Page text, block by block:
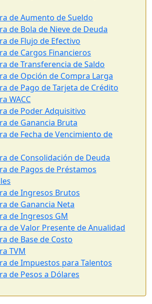
de Aumento de Sueldo
de Bola de Nieve de Deuda
de Flujo de Efectivo
de Cargos Financieros
de Transferencia de Saldo
de Opción de Compra Larga
de Pago de Tarjeta de Crédito
WACC
de Poder Adquisitivo
de Ganancia Bruta
de Fecha de Vencimiento de
de Consolidación de Deuda
de Pagos de Préstamos
de Ingresos Brutos
de Ganancia Neta
de Ingresos GM
de Valor Presente de Anualidad
de Base de Costo
TVM
de Impuestos para Talentos
de Pesos a Dólares